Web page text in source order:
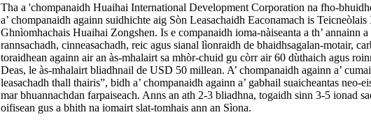
Tha a 'chompanaidh Huaihai International Development Corporation na fho-
a’ chompanaidh againn suidhichte aig Sòn Leasachaidh Eaconamach is
Ghnìomhachais Huaihai Zongshen. Is e companaidh ioma-nàiseanta a th’ annainn a
rannsachadh, cinneasachadh, reic agus sianal lìonraidh de bhaidhsagalan-motair,
toraidhean againn air an às-mhalairt sa mhòr-chuid gu còrr air 60 dùthaich agus
Deas, le às-mhalairt bliadhnail de USD 50 millean. A’ chompanaidh againn a’
leasachadh thall thairis”, bidh a’ chompanaidh againn a’ gabhail suaicheantas neo-
mar bhuannachdan farpaiseach. Anns an ath 2-3 bliadhna, togaidh sinn 3-5 ionad
oifisean gus a bhith na iomairt slat-tomhais ann an Sìona.